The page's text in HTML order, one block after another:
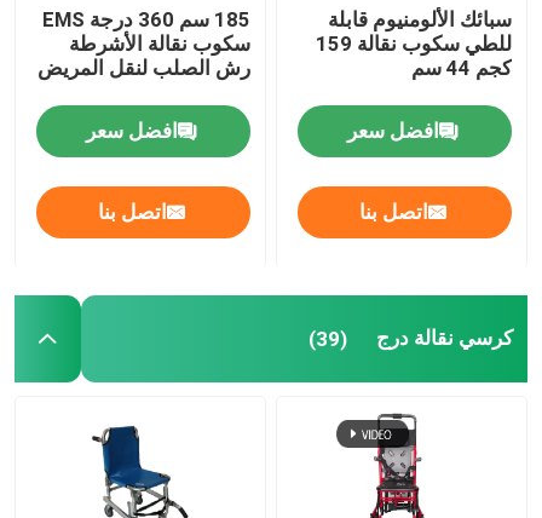
سبائك الألومنيوم قابلة
للطي سكوب نقالة 159
كجم 44 سم
افضل سعر
اتصل بنا
185 سم 360 درجة EMS
سكوب نقالة الأشرطة
رش الصلب لنقل المريض
افضل سعر
اتصل بنا
كرسي نقالة درج (39)